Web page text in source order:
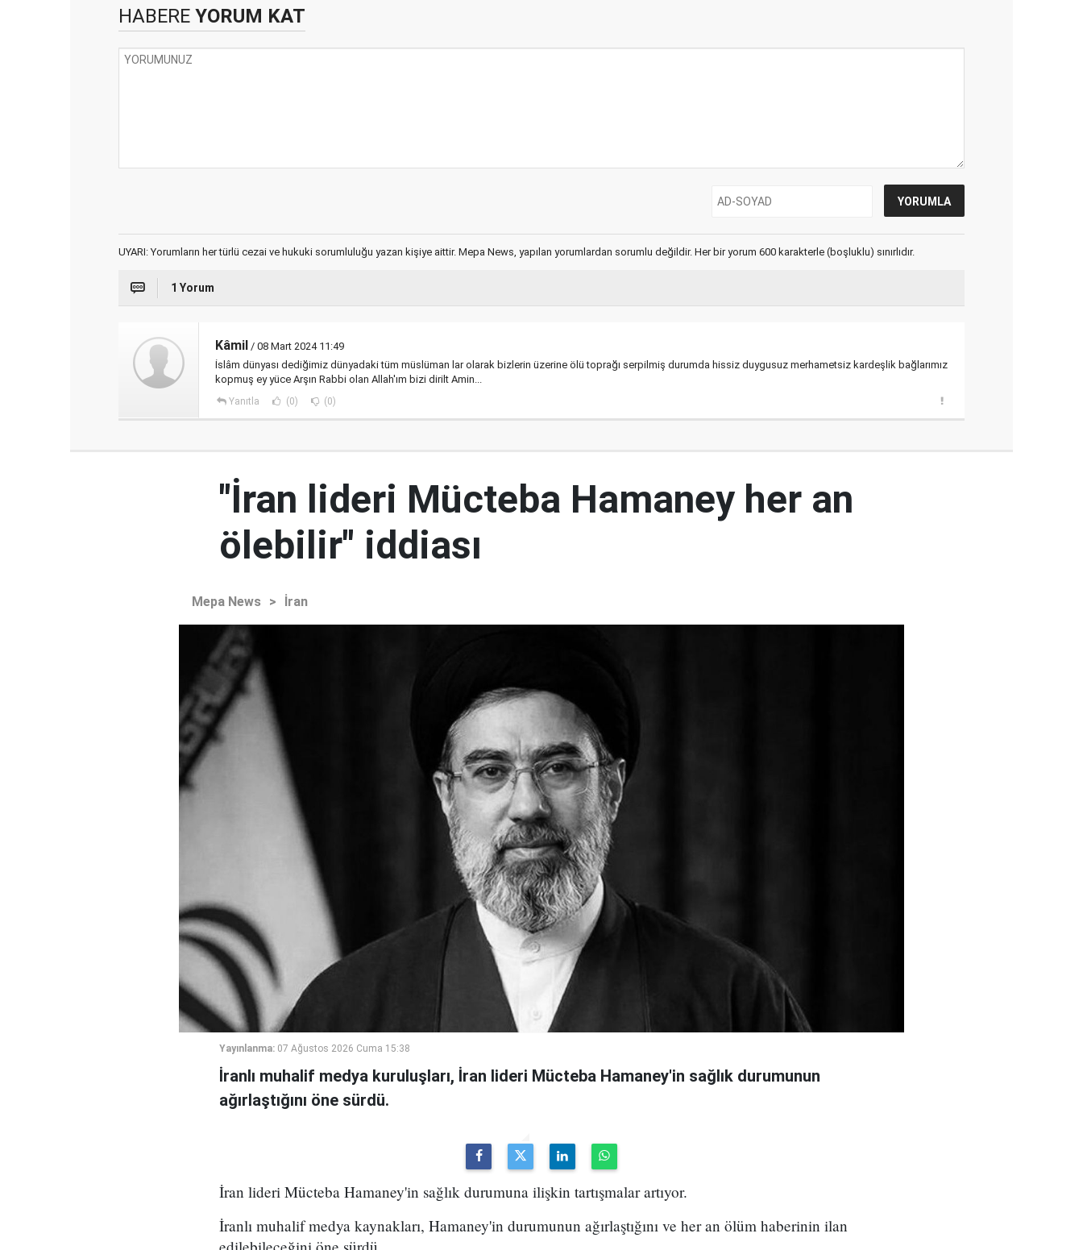
HABERE YORUM KAT
UYARI: Yorumların her türlü cezai ve hukuki sorumluluğu yazan kişiye aittir. Mepa News, yapılan yorumlardan sorumlu değildir. Her bir yorum 600 karakterle (boşluklu) sınırlıdır.
1 Yorum
Kâmil / 08 Mart 2024 11:49
İslâm dünyası dediğimiz dünyadaki tüm müslüman lar olarak bizlerin üzerine ölü toprağı serpilmiş durumda hissiz duygusuz merhametsiz kardeşlik bağlarımız
kopmuş ey yüce Arşın Rabbi olan Allah'ım bizi dirilt Amin...
Yanıtla (0) (0)
"İran lideri Mücteba Hamaney her an
ölebilir" iddiası
Mepa News > İran
Yayınlanma: 07 Ağustos 2026 Cuma 15:38
İranlı muhalif medya kuruluşları, İran lideri Mücteba Hamaney'in sağlık durumunun
ağırlaştığını öne sürdü.
İran lideri Mücteba Hamaney'in sağlık durumuna ilişkin tartışmalar artıyor.
İranlı muhalif medya kaynakları, Hamaney'in durumunun ağırlaştığını ve her an ölüm haberinin ilan
edilebileceğini öne sürdü.